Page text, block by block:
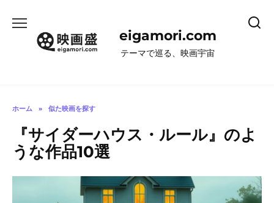
eigamori.com
テーマで巡る、映画宇宙
ホーム » 似た映画を探す
『サイダーハウス・ルール』のよ
うな作品10選